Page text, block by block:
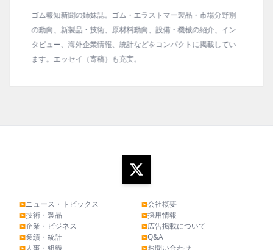
ゴム報知新聞の姉妹誌。ゴム・エラストマー製品・市場分野別
の動向、新製品・技術、原材料動向、設備・機械の紹介、イン
タビュー、海外企業情報、統計などをコンパクトに掲載してい
ます。エッセイ（寄稿）も充実。
▶ニュース・トピックス
▶技術・製品
▶企業・ビジネス
▶業績・統計
▶ 人事・組織
▶会社概要
▶採用情報
▶広告掲載について
▶Q&A
▶お問い合わせ